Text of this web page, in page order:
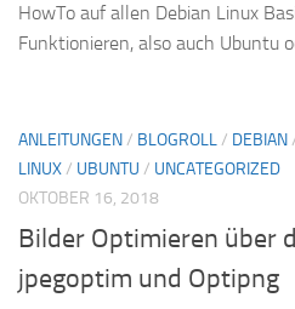
HowTo auf allen Debian Linux
Funktionieren, also auch Ubuntu
ANLEITUNGEN/ BLOGROLL/ DEBIAN
LINUX/ UBUNTU / UNCATEGORIZED
OKTOBER 16, 2018
Bilder Optimieren über
jpegoptim und Optipng